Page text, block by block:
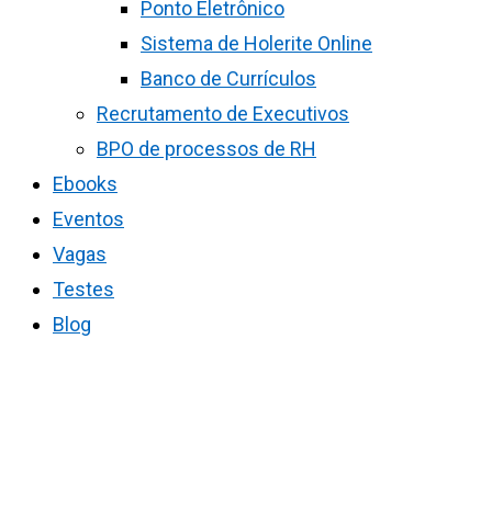
Ponto Eletrônico
Sistema de Holerite Online
Banco de Currículos
Recrutamento de Executivos
BPO de processos de RH
Ebooks
Eventos
Vagas
Testes
Blog